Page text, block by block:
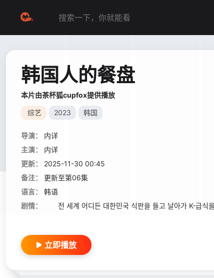
韩国人的餐盘
本片由茶杯狐cupfox提供播放
综艺 2023 韩国
导演：
内详
主演：
内详
更新：
2025-11-30 00:45
备注：
更新至第06集
语言：
韩语
剧情：
전 세계 어디든 대한민국 식판을 들고 날아가 K-급식
立即播放